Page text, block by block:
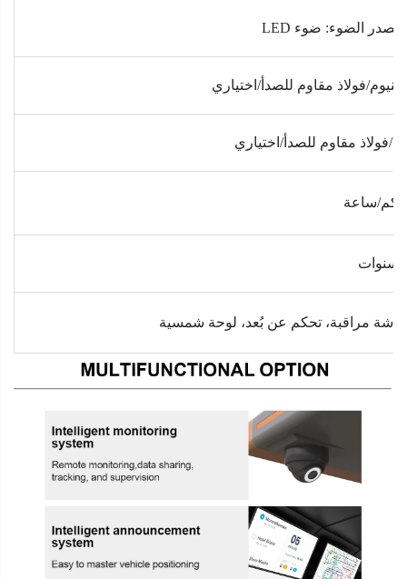
مصدر الضوء: ضوء LED
فولاذ مقاوم للصدأ/اختياري
فولاذ مقاوم للصدأ/اختياري